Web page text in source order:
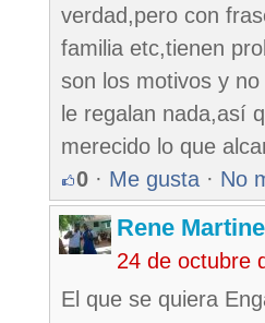
verdad,pero con
familia etc,tienen
son los motivos y
le regalan nada,así
merecido lo que
0 · Me gusta · No
Rene
24 de octubre
El que se quiera